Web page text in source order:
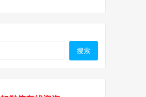
搜索